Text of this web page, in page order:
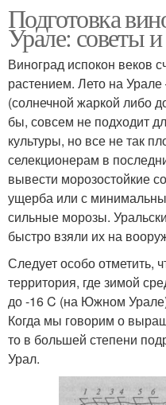
Подготовка
Урале: советы
Виноград испокон веков
растением. Лето на
(солнечной жаркой либо
бы, совсем не подходит
культуры, но все не так
селекционерам в
вывести морозостойкие
ущерба или с
сильные морозы.
быстро взяли их на
Следует особо отметить,
территория, где зимой
до -16 C (на Южном
Когда мы говорим о
то в большей степени
Урал.